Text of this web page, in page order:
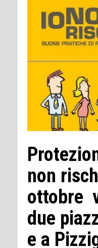
non
ottobre
due
e a